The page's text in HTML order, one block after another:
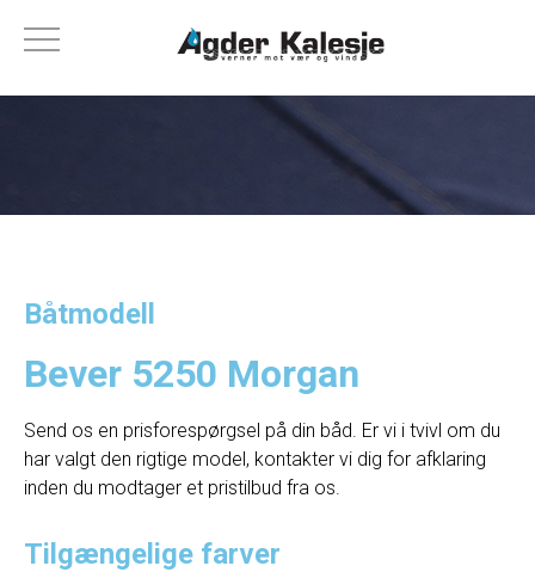
Båtmodell
Bever 5250 Morgan
Send os en prisforespørgsel på din båd. Er vi i tvivl om du
har valgt den rigtige model, kontakter vi dig for afklaring
inden du modtager et pristilbud fra os.
Tilgængelige farver